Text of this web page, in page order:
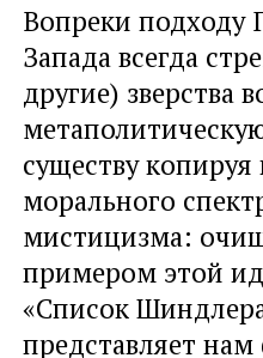
Вопреки подходу
Запада всегда
другие) зверства
существу
морального
мистицизма:
примером этой
«Список
представляет